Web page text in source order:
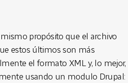
propósito que el archivo
estos últimos son más
el formato XML y, lo mejor,
usando un modulo Drupal: